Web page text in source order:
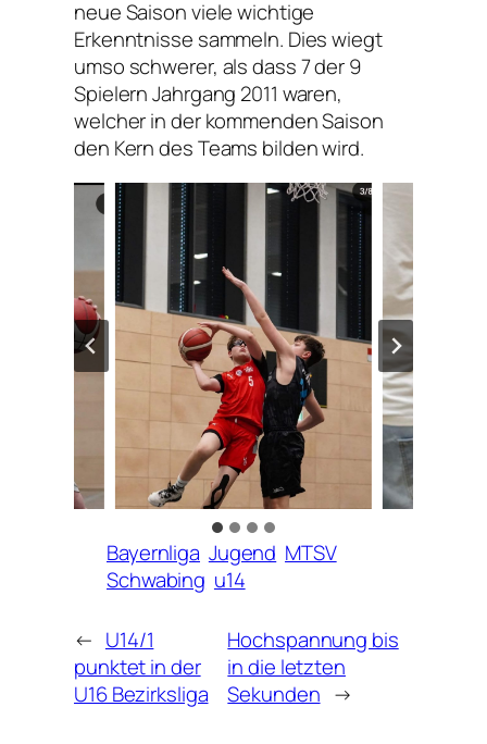
neue Saison viele wichtige
Erkenntnisse sammeln. Dies wiegt
umso schwerer, als dass 7 der 9
Spielern Jahrgang 2011 waren,
welcher in der kommenden Saison
den Kern des Teams bilden wird.
Bayernliga Jugend MTSV
Schwabing u14
← U14/1
punktet in der
U16 Bezirksliga
Hochspannung bis
in die letzten
Sekunden →